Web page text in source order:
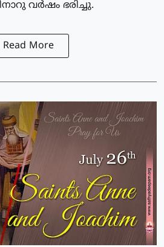
വര്‍ഷം ഭരിച്ചു.
Read More